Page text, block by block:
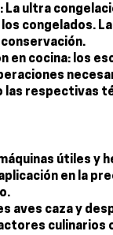
La ultra
congelados.
en cocina: los
las respectivas
útiles y
en la
aves caza y
culinarios